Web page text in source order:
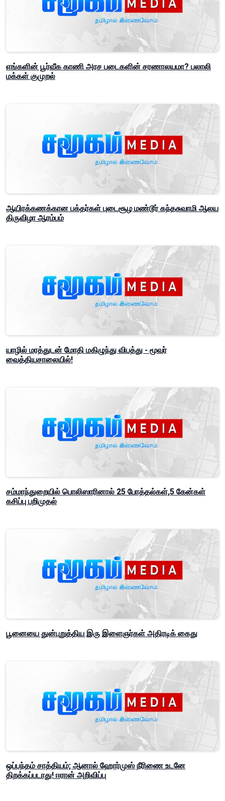
எங்களின் பூர்வீக காணி அரச படைகளின் சரணாலயமா? பலாலி
மக்கள் குமுறல்
ஆயிரக்கணக்கான பக்தர்கள் புடைசூழ மண்டூர் கந்தசுவாமி ஆலய
திருவிழா ஆரம்பம்
யாழில் மரத்துடன் மோதி மகிழுந்து விபத்து - மூவர்
வைத்தியசாலையில்!
சம்மாந்துறையில் பொலிஸாரினால் 25 போத்தல்கள்,5 கேன்கள்
கசிப்பு பறிமுதல்
பூனையை துன்புறுத்திய இரு இளைஞர்கள் அதிரடிக் கைது
ஒப்பந்தம் சாத்தியம்; ஆனால் ஹோர்முஸ் நீரிணை உடனே
திறக்கப்படாது! ஈரான் அறிவிப்பு